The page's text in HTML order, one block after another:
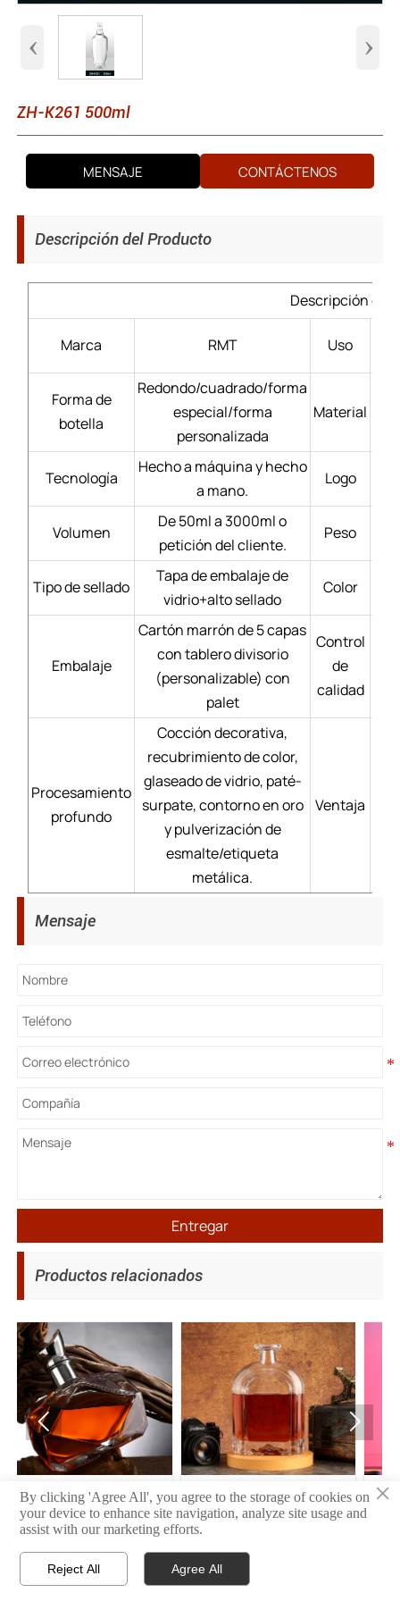
‹ ›
ZH-K261 500ml
MENSAJE CONTÁCTENOS
Descripción del Producto
Descripción del
Marca RMT Uso
Forma de
botella
Redondo/cuadrado/forma
especial/forma
personalizada
Material
Tecnología
Hecho a máquina y hecho
a mano.
Logo
Volumen
De 50ml a 3000ml o
petición del cliente.
Peso
Tipo de sellado
Tapa de embalaje de
vidrio+alto sellado
Color
Embalaje
Cartón marrón de 5 capas
con tablero divisorio
(personalizable) con
palet
Control
de
calidad
Procesamiento
profundo
Cocción decorativa,
recubrimiento de color,
glaseado de vidrio, paté-
surpate, contorno en oro
y pulverización de
esmalte/etiqueta
metálica.
Ventaja
Mensaje
Entregar
Productos relacionados
11 10
 
 
×
By clicking 'Agree All', you agree to the storage of cookies on
your device to enhance site navigation, analyze site usage and
assist with our marketing efforts.
Reject All Agree All